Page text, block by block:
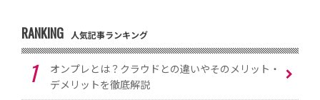
RANKING 人気記事ランキング
オンプレとは？クラウドとの違いやそのメリット・
デメリットを徹底解説